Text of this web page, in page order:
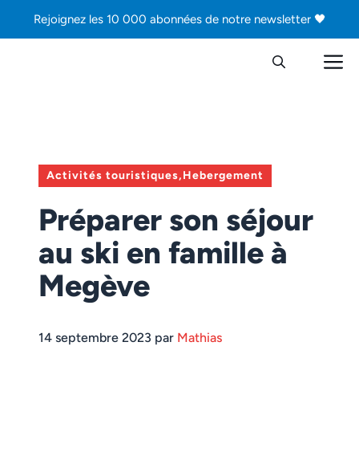
Rejoignez les 10 000 abonnées de notre newsletter 🖤
Activités touristiques,Hebergement
Préparer son séjour
au ski en famille à
Megève
14 septembre 2023 par Mathias